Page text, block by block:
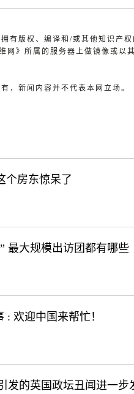
有版权、编译和/或其他知识产权
网》所属的服务器上做镜像或以其
，新闻内容并不代表本网立场。
个房东惊呆了
最大规模出访团都有哪些
: 欢迎中国来帮忙！
发的英国政坛丑闻进一步